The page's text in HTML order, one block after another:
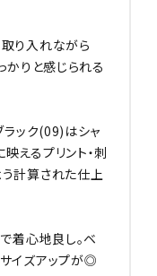
り入れながら
かりと感じられる
ック(09)はシャ
えるプリント・刺
計算された仕上
着心地良し。ベ
イズアップが◎